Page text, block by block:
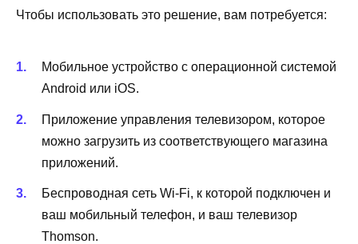
Чтобы использовать это решение, вам потребуется:
Мобильное устройство с операционной системой
Android или iOS.
Приложение управления телевизором, которое
можно загрузить из соответствующего магазина
приложений.
Беспроводная сеть Wi-Fi, к которой подключен и
ваш мобильный телефон, и ваш телевизор
Thomson.